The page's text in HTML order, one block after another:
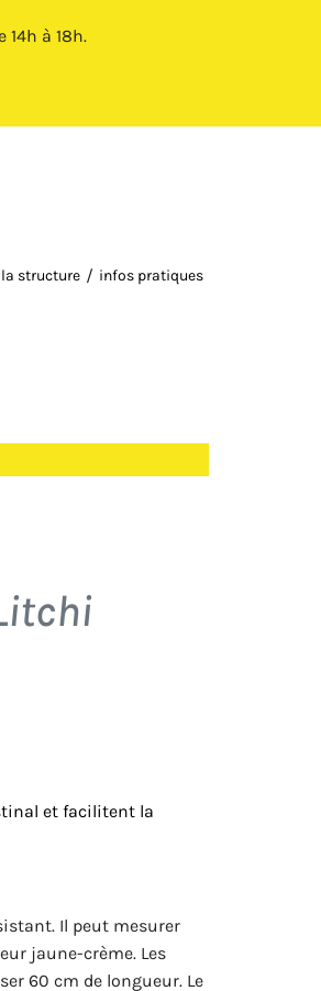
à 18h.
la structure infos pratiques
et facilitent la
Il peut mesurer
jaune-crème. Les
60 cm de longueur. Le